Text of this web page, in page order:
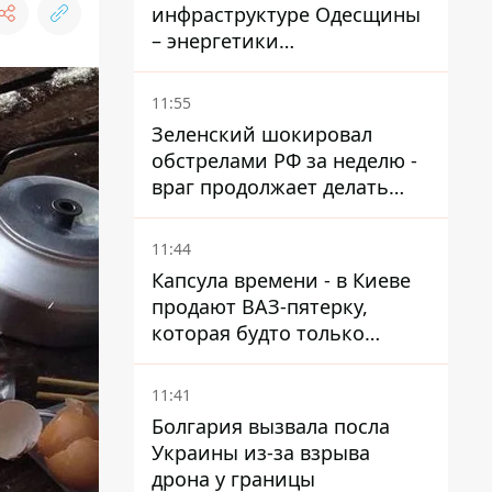
инфраструктуре Одесщины
– энергетики
восстанавливают свет
11:55
Зеленский шокировал
обстрелами РФ за неделю -
враг продолжает делать
ставку на баллистический
террор
11:44
Капсула времени - в Киеве
продают ВАЗ-пятерку,
которая будто только
сошла с конвейера
11:41
Болгария вызвала посла
Украины из-за взрыва
дрона у границы